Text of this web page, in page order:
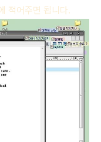
적어주면 됩니다.